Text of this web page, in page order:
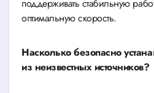
поддерживать стабильную
оптимальную скорость.
Насколько безопасно
из неизвестных источников?